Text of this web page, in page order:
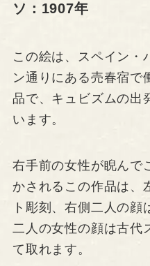
ソ：1907年
この絵は、スペイン・
ン通りにある売春宿で
品で、キュビズムの出
います。
右手前の女性が睨んで
かされるこの作品は、
ト彫刻、右側二人の
二人の女性の顔は古代
て取れます。